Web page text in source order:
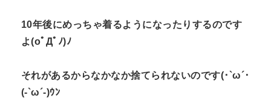
10年後にめっちゃ着るようになったりするのです
よ(oﾟДﾟﾉ)ﾉ
それがあるからなかなか捨てられないのです(･`ω´･
(-`ω´-)ｳﾝ